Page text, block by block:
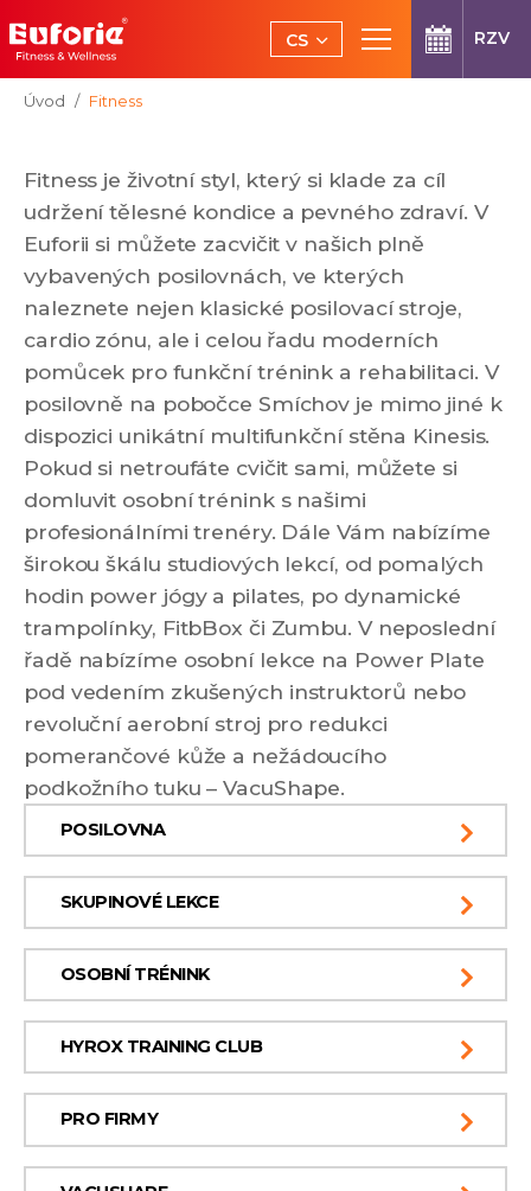
Přeskočit na hlavní obsah
CS
EN
RZV
Jsi tady:
Úvod Fitness
Fitness je životní styl, který si klade za cíl
udržení tělesné kondice a pevného zdraví. V
Euforii si můžete zacvičit v našich plně
vybavených posilovnách, ve kterých
naleznete nejen klasické posilovací stroje,
cardio zónu, ale i celou řadu moderních
pomůcek pro funkční trénink a rehabilitaci. V
posilovně na pobočce Smíchov je mimo jiné k
dispozici unikátní multifunkční stěna Kinesis.
Pokud si netroufáte cvičit sami, můžete si
domluvit osobní trénink s našimi
profesionálními trenéry. Dále Vám nabízíme
širokou škálu studiových lekcí, od pomalých
hodin power jógy a pilates, po dynamické
trampolínky, FitbBox či Zumbu. V neposlední
řadě nabízíme osobní lekce na Power Plate
pod vedením zkušených instruktorů nebo
revoluční aerobní stroj pro redukci
pomerančové kůže a nežádoucího
podkožního tuku – VacuShape.
POSILOVNA
SKUPINOVÉ LEKCE
OSOBNÍ TRÉNINK
HYROX TRAINING CLUB
PRO FIRMY